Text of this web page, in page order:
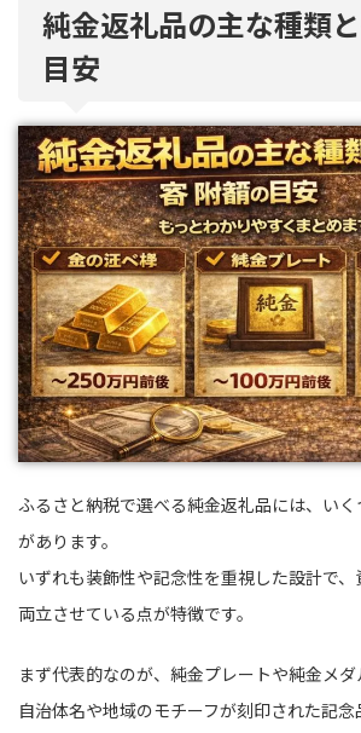
純金返礼品の主な種類
目安
ふるさと納税で選べる純金返礼品には、い
があります。
いずれも装飾性や記念性を重視した設計で
両立させている点が特徴です。
まず代表的なのが、純金プレートや純金メダ
自治体名や地域のモチーフが刻印された記